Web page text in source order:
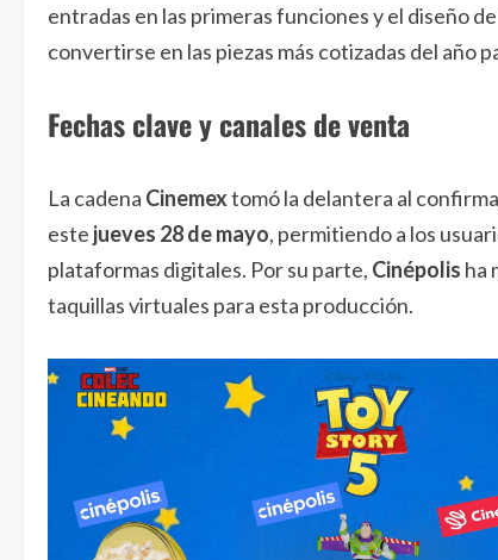
entradas en las primeras funciones y el diseño
convertirse en las piezas más cotizadas del año
Fechas clave y canales de venta
La cadena Cinemextomó la delantera al
este jueves 28 de mayo, permitiendo a los
plataformas digitales. Por su parte, Cinépolis ha
taquillas virtuales para esta producción.